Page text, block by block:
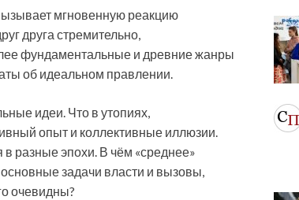
мгновенную реакцию
друга стремительно,
фундаментальные и древние жанры
об идеальном правлении.
идеи. Что в утопиях,
опыт и коллективные иллюзии.
разные эпохи. В чём «среднее»
задачи власти и вызовы,
очевидны?